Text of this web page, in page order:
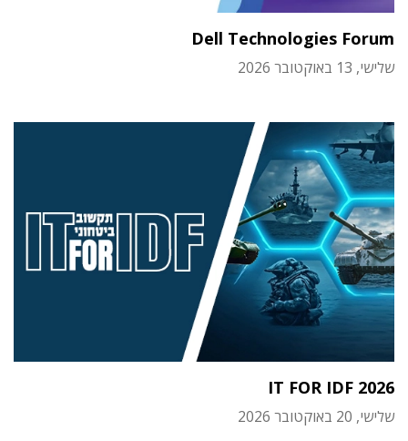
Dell Technologies Forum
שלישי, 13 באוקטובר 2026
IT FOR IDF 2026
שלישי, 20 באוקטובר 2026